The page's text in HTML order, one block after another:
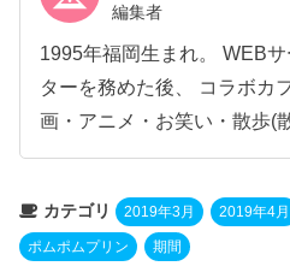
編集者
1995年福岡生まれ。 WEB
ターを務めた後、 コラボカ
画・アニメ・お笑い・散歩(
カテゴリ 2019年3月 2019年4月
ポムポムプリン 期間